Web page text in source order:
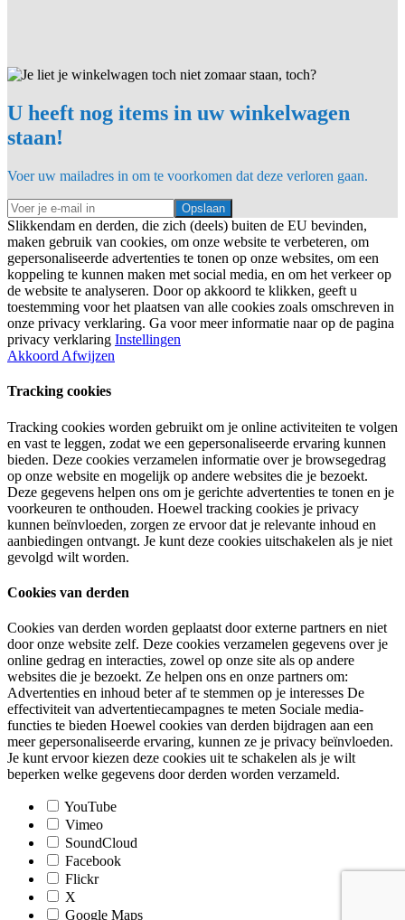
U heeft nog items in uw winkelwagen
staan!
Voer uw mailadres in om te voorkomen dat deze verloren gaan.
Opslaan
Slikkendam en derden, die zich (deels) buiten de EU bevinden,
maken gebruik van cookies, om onze website te verbeteren, om
gepersonaliseerde advertenties te tonen op onze websites, om een
koppeling te kunnen maken met social media, en om het verkeer op
de website te analyseren. Door op akkoord te klikken, geeft u
toestemming voor het plaatsen van alle cookies zoals omschreven in
onze privacy verklaring. Ga voor meer informatie naar op de pagina
privacy verklaring Instellingen
Akkoord Afwijzen
Tracking cookies
Tracking cookies worden gebruikt om je online activiteiten te volgen
en vast te leggen, zodat we een gepersonaliseerde ervaring kunnen
bieden. Deze cookies verzamelen informatie over je browsegedrag
op onze website en mogelijk op andere websites die je bezoekt.
Deze gegevens helpen ons om je gerichte advertenties te tonen en je
voorkeuren te onthouden. Hoewel tracking cookies je privacy
kunnen beïnvloeden, zorgen ze ervoor dat je relevante inhoud en
aanbiedingen ontvangt. Je kunt deze cookies uitschakelen als je niet
gevolgd wilt worden.
Cookies van derden
Cookies van derden worden geplaatst door externe partners en niet
door onze website zelf. Deze cookies verzamelen gegevens over je
online gedrag en interacties, zowel op onze site als op andere
websites die je bezoekt. Ze helpen ons en onze partners om:
Advertenties en inhoud beter af te stemmen op je interesses De
effectiviteit van advertentiecampagnes te meten Sociale media-
functies te bieden Hoewel cookies van derden bijdragen aan een
meer gepersonaliseerde ervaring, kunnen ze je privacy beïnvloeden.
Je kunt ervoor kiezen deze cookies uit te schakelen als je wilt
beperken welke gegevens door derden worden verzameld.
YouTube
Vimeo
SoundCloud
Facebook
Flickr
X
Google Maps